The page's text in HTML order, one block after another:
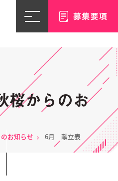
桜からのお
お知らせ 6月 献立表